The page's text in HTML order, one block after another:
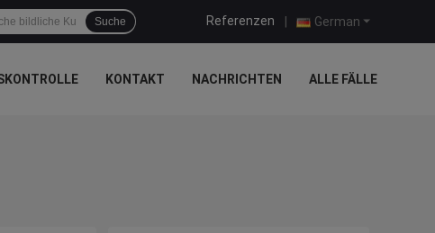
German
Referenzen |
Suche
KONTAKT NACHRICHTEN ALLE FÄLLE